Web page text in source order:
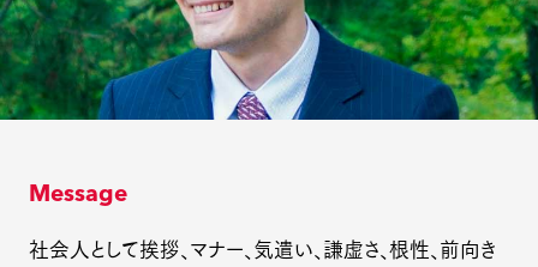
Message
社会人として挨拶、マナー、気遣い、謙虚さ、根性、前向き